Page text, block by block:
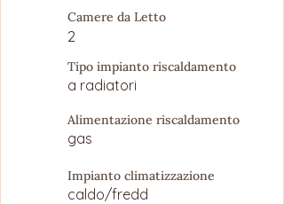
Camere da Letto
2
Tipo impianto riscaldamento
a radiatori
Alimentazione riscaldamento
gas
Impianto climatizzazione
caldo/fredd